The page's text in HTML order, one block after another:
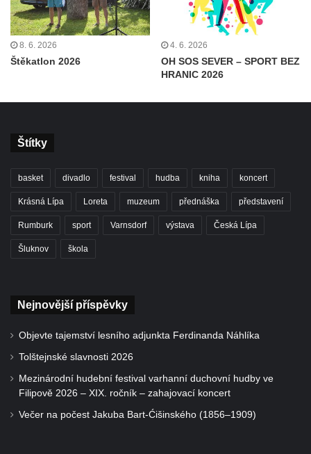
8. 6. 2026
Štěkatlon 2026
4. 6. 2026
OH SOS SEVER – SPORT BEZ
HRANIC 2026
Štítky
basket divadlo festival hudba kniha koncert
Krásná Lípa Loreta muzeum přednáška představení
Rumburk sport Varnsdorf výstava Česká Lípa
Šluknov škola
Nejnovější příspěvky
Objevte tajemství lesního adjunkta Ferdinanda Náhlíka
Tolštejnské slavnosti 2026
Mezinárodní hudební festival varhanní duchovní hudby ve
Filipově 2026 – XIX. ročník – zahajovací koncert
Večer na počest Jakuba Bart-Ćišinského (1856–1909)